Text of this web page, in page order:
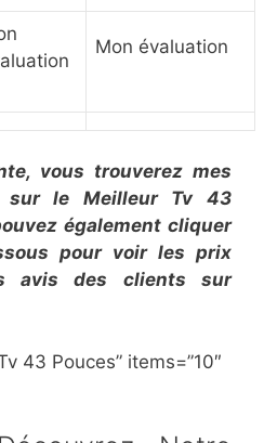
Mon évaluation
vous trouverez mes
sur le Meilleur Tv 43
également cliquer
pour voir les prix
avis des clients sur
43 Pouces” items=”10″